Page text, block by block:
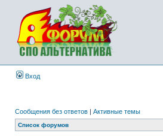
Вход
Сообщения без ответов | Активные темы
Список форумов